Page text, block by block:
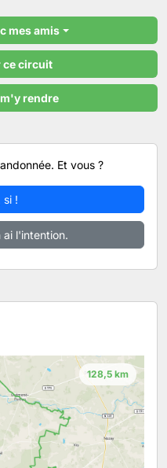
mes amis
ce circuit
rendre
Et vous ?
si !
ai l'intention.
128,5 km